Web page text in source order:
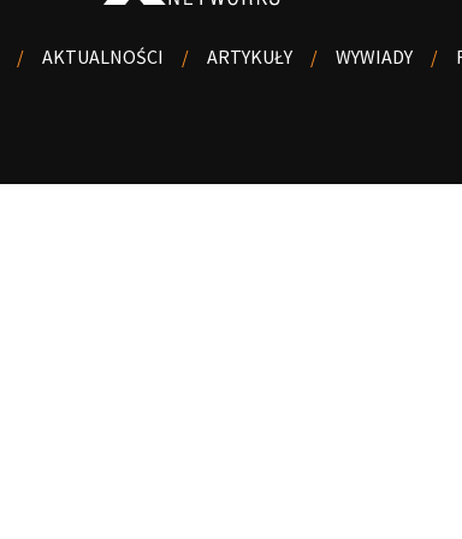
AKTUALNOŚCI ARTYKUŁY WYWIADY